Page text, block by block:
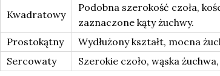
Kwadratowy
Podobna szerokość czoła,
zaznaczone kąty żuchwy.
Prostokątny
Wydłużony kształt, mocna
Sercowaty
Szerokie czoło, wąska